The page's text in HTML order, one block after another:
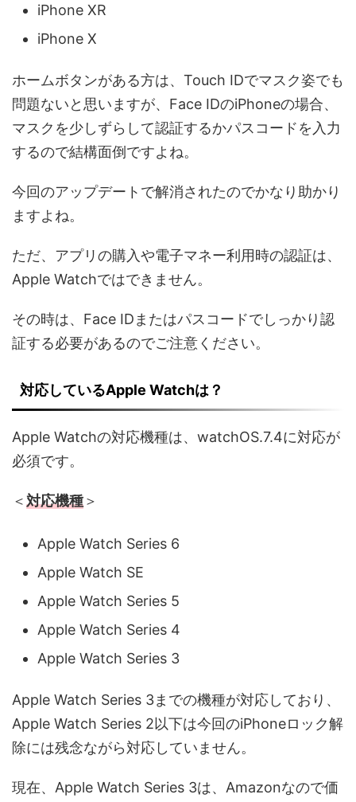
iPhone XR
iPhone X
ホームボタンがある方は、Touch IDでマスク姿でも
問題ないと思いますが、Face IDのiPhoneの場合、
マスクを少しずらして認証するかパスコードを入力
するので結構面倒ですよね。
今回のアップデートで解消されたのでかなり助かり
ますよね。
ただ、アプリの購入や電子マネー利用時の認証は、
Apple Watchではできません。
その時は、Face IDまたはパスコードでしっかり認
証する必要があるのでご注意ください。
対応しているApple Watchは？
Apple Watchの対応機種は、watchOS.7.4に対応が
必須です。
＜対応機種＞
Apple Watch Series 6
Apple Watch SE
Apple Watch Series 5
Apple Watch Series 4
Apple Watch Series 3
Apple Watch Series 3までの機種が対応しており、
Apple Watch Series 2以下は今回のiPhoneロック解
除には残念ながら対応していません。
現在、Apple Watch Series 3は、Amazonなので価